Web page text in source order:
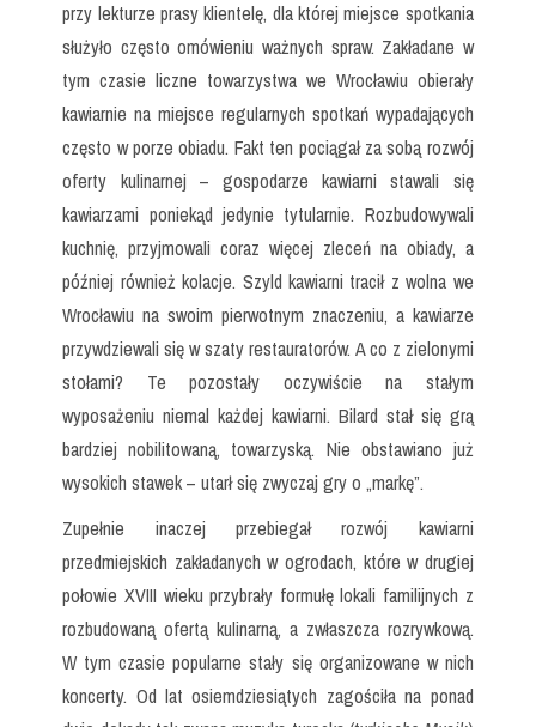
przy lekturze prasy klientelę, dla której miejsce spotkania
służyło często omówieniu ważnych spraw. Zakładane w
tym czasie liczne towarzystwa we Wrocławiu obierały
kawiarnie na miejsce regularnych spotkań wypadających
często w porze obiadu. Fakt ten pociągał za sobą rozwój
oferty kulinarnej – gospodarze kawiarni stawali się
kawiarzami poniekąd jedynie tytularnie. Rozbudowywali
kuchnię, przyjmowali coraz więcej zleceń na obiady, a
później również kolacje. Szyld kawiarni tracił z wolna we
Wrocławiu na swoim pierwotnym znaczeniu, a kawiarze
przywdziewali się w szaty restauratorów. A co z zielonymi
stołami? Te pozostały oczywiście na stałym
wyposażeniu niemal każdej kawiarni. Bilard stał się grą
bardziej nobilitowaną, towarzyską. Nie obstawiano już
wysokich stawek – utarł się zwyczaj gry o „markę”.
Zupełnie inaczej przebiegał rozwój kawiarni
przedmiejskich zakładanych w ogrodach, które w drugiej
połowie XVIII wieku przybrały formułę lokali familijnych z
rozbudowaną ofertą kulinarną, a zwłaszcza rozrywkową.
W tym czasie popularne stały się organizowane w nich
koncerty. Od lat osiemdziesiątych zagościła na ponad